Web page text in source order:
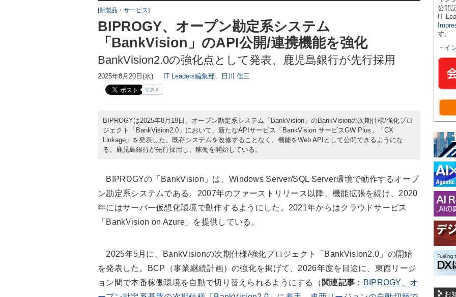
[新製品・サービス]
BIPROGY、オープン勘定系システム
「BankVision」のAPI公開/連携機能を強化
BankVision2.0の強化点として発表、鹿児島銀行が先行採用
2025年8月20日(水) IT Leaders編集部、日川 佳三
リスト
BIPROGYは2025年8月19日、オープン勘定系システム「BankVision」のBankVisionの次期仕様/強化プロ
ジェクト「BankVision2.0」において、新たなAPIサービス「BankVision サービスGW Plus」「CX
Linkage」を発表した。既存システムを改修することなく、機能をWeb APIとして公開できるようにな
る。鹿児島銀行が先行採用し、稼働を開始している。
BIPROGYの「BankVision」は、Windows Server/SQL Server環境で動作するオープ
ン勘定系システムである。2007年のファーストリリース以降、機能拡張を続け、2020
年にはサーバー仮想化環境で動作するようにした。2021年からはクラウドサービス
「BankVision on Azure」を提供している。
2025年5月に、BankVisionの次期仕様/強化プロジェクト「BankVision2.0」の開始
を発表した。BCP（事業継続計画）の強化を掲げて、2026年度を目途に、東西リージ
ョン間で本番稼働環境を自動で切り替えられるようにする（ 関連記事 ： BIPROGY、オ
公開
IT
す。
・ イ
お